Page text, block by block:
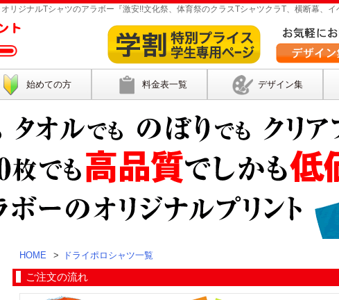
リジナルTシャツのアラボー『激安!!文化祭、体育祭のクラスTシャツクラT、横断幕、イ
始めての方 料金表一覧 デザイン集
HOME > ドライポロシャツ一覧
ご注文の流れ